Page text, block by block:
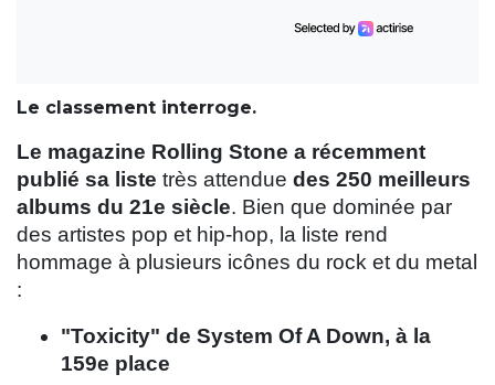
Le classement interroge.
Le magazine Rolling Stone a récemment
publié sa liste très attendue des 250 meilleurs
albums du 21e siècle. Bien que dominée par
des artistes pop et hip-hop, la liste rend
hommage à plusieurs icônes du rock et du metal
:
"Toxicity" de System Of A Down, à la
159e place